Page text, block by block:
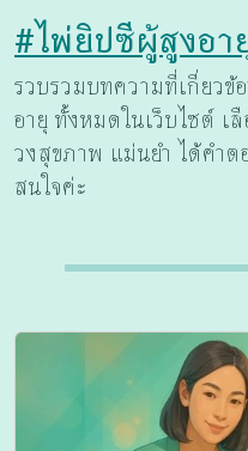
#ไพ่ยิปซีผู้สูงอา
รวบรวมบทความที่เกี่ยว
อายุ ทั้งหมดในเว็บไซต์ เ
วงสุขภาพ แม่นยำ ได้คำต
สนใจค่ะ